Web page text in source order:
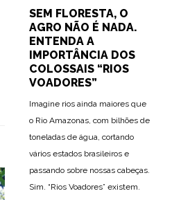
SEM FLORESTA, O
AGRO NÃO É NADA.
ENTENDA A
IMPORTÂNCIA DOS
COLOSSAIS “RIOS
VOADORES”
Imagine rios ainda maiores que
o Rio Amazonas, com bilhões de
toneladas de água, cortando
vários estados brasileiros e
passando sobre nossas cabeças.
Sim. “Rios Voadores” existem.